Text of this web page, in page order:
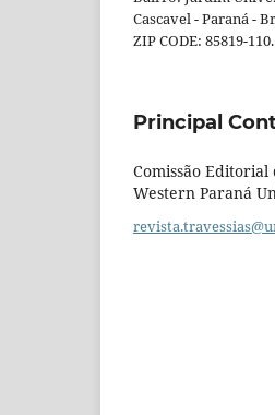
Cascavel - Paraná -
ZIP CODE: 85819-110.
Principal
Comissão Editorial
Western Paraná